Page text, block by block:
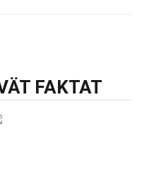
FAKTAT